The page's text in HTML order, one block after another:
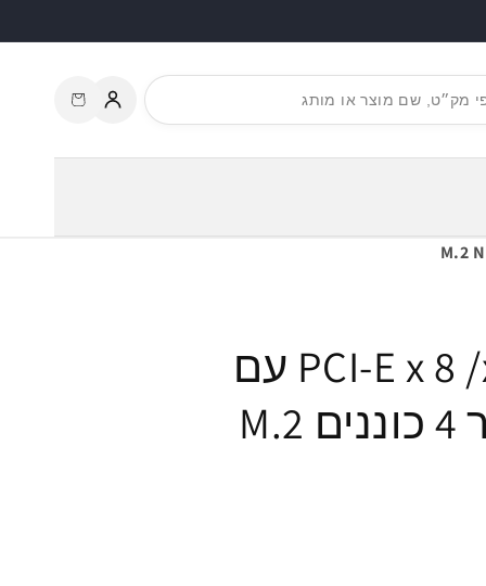
התחברות
קניות
כרטיס גיימינג PCI-E x 8 /x16 עם
מאוורר קירור עבור 4 כוננים M.2